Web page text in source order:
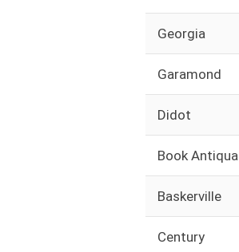
Georgia
Garamond
Didot
Book Antiqua
Baskerville
Century